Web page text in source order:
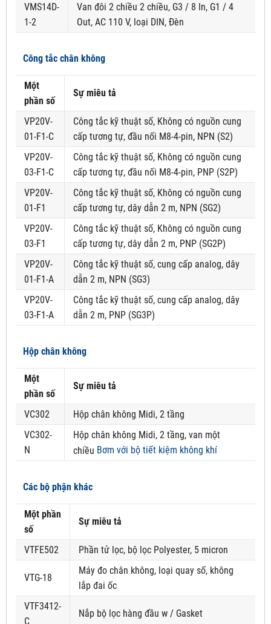
VMS14D-
1-2
Van đôi 2 chiều 2 chiều, G3 / 8 In, G1 / 4
Out, AC 110 V, loại DIN, Đèn
Công tắc chân không
Một
phần số
Sự miêu tả
VP20V-
01-F1-C
Công tắc kỹ thuật số, Không có nguồn cung
cấp tương tự, đầu nối M8-4-pin, NPN (S2)
VP20V-
03-F1-C
Công tắc kỹ thuật số, Không có nguồn cung
cấp tương tự, đầu nối M8-4-pin, PNP (S2P)
VP20V-
01-F1
Công tắc kỹ thuật số, Không có nguồn cung
cấp tương tự, dây dẫn 2 m, NPN (SG2)
VP20V-
03-F1
Công tắc kỹ thuật số, Không có nguồn cung
cấp tương tự, dây dẫn 2 m, PNP (SG2P)
VP20V-
01-F1-A
Công tắc kỹ thuật số, cung cấp analog, dây
dẫn 2 m, NPN (SG3)
VP20V-
03-F1-A
Công tắc kỹ thuật số, cung cấp analog, dây
dẫn 2 m, PNP (SG3P)
Hộp chân không
Một
phần số
Sự miêu tả
VC302
Hộp chân không Midi, 2 tầng
VC302-
N
Hộp chân không Midi, 2 tầng, van một
chiều Bơm với bộ tiết kiệm không khí
Các bộ phận khác
Một phần
số
Sự miêu tả
VTFE502 Phần tử lọc, bộ lọc Polyester, 5 micron
VTG-18
Máy đo chân không, loại quay số, không
lắp đai ốc
VTF3412-
C
Nắp bộ lọc hàng đầu w / Gasket